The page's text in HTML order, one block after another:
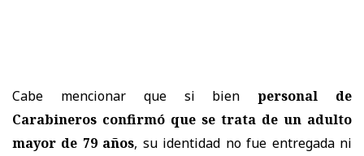
Cabe mencionar que si bien personal de
Carabineros confirmó que se trata de un adulto
mayor de 79 años, su identidad no fue entregada ni